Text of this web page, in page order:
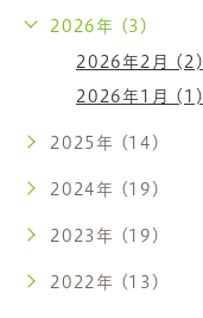
2026年 (3)
2026年2月 (2)
2026年1月 (1)
2025年 (14)
2024年 (19)
2023年 (19)
2022年 (13)